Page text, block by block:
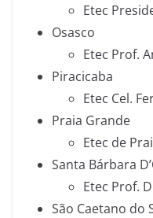
Etec
Osasco
Etec Prof.
Piracicaba
Etec Cel.
Praia Grande
Etec de
Santa Bárbara
Etec Prof.
São Caetano do